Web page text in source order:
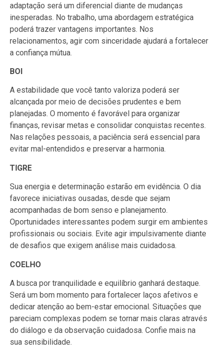
adaptação será um diferencial diante de mudanças
inesperadas. No trabalho, uma abordagem estratégica
poderá trazer vantagens importantes. Nos
relacionamentos, agir com sinceridade ajudará a fortalecer
a confiança mútua.
BOI
A estabilidade que você tanto valoriza poderá ser
alcançada por meio de decisões prudentes e bem
planejadas. O momento é favorável para organizar
finanças, revisar metas e consolidar conquistas recentes.
Nas relações pessoais, a paciência será essencial para
evitar mal-entendidos e preservar a harmonia.
TIGRE
Sua energia e determinação estarão em evidência. O dia
favorece iniciativas ousadas, desde que sejam
acompanhadas de bom senso e planejamento.
Oportunidades interessantes podem surgir em ambientes
profissionais ou sociais. Evite agir impulsivamente diante
de desafios que exigem análise mais cuidadosa.
COELHO
A busca por tranquilidade e equilíbrio ganhará destaque.
Será um bom momento para fortalecer laços afetivos e
dedicar atenção ao bem-estar emocional. Situações que
pareciam complexas podem se tornar mais claras através
do diálogo e da observação cuidadosa. Confie mais na
sua sensibilidade.